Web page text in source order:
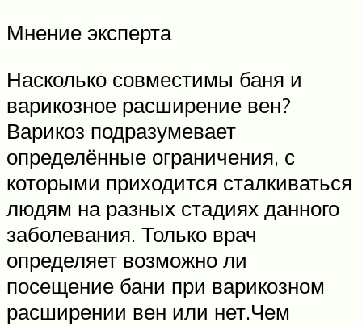
Мнение эксперта
Насколько совместимы баня и
варикозное расширение вен?
Варикоз подразумевает
определённые ограничения, с
которыми приходится сталкиваться
людям на разных стадиях данного
заболевания. Только врач
определяет возможно ли
посещение бани при варикозном
расширении вен или нет.Чем